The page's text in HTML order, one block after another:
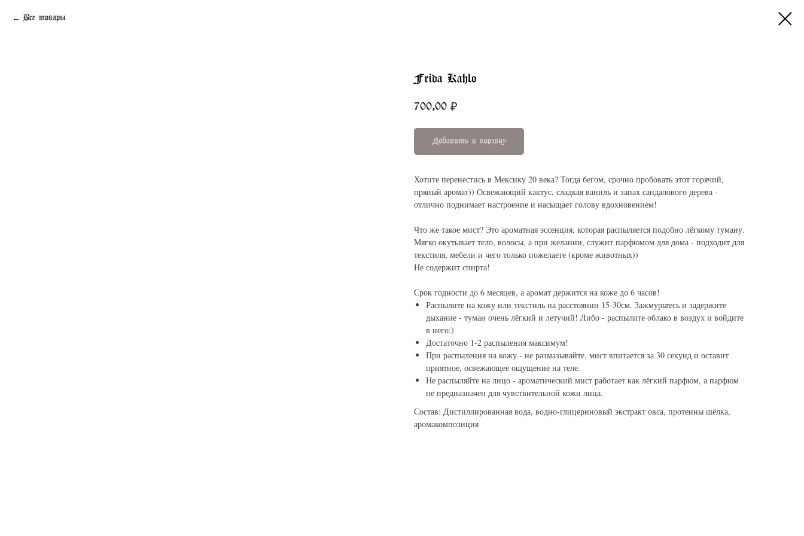
Все товары
Frida Kahlo
700,00 ₽
Добавить в корзину
Хотите перенестись в Мексику 20 века? Тогда бегом, срочно пробовать этот горячий,
пряный аромат)) Освежающий кактус, сладкая ваниль и запах сандалового дерева -
отлично поднимает настроение и насыщает голову вдохновением!
Что же такое мист? Это ароматная эссенция, которая распыляется подобно лёгкому туману.
Мягко окутывает тело, волосы, а при желании, служит парфюмом для дома - подходит для
текстиля, мебели и чего только пожелаете (кроме животных))
Не содержит спирта!
Срок годности до 6 месяцев, а аромат держится на коже до 6 часов!
Распылите на кожу или текстиль на расстоянии 15-30см. Зажмурьтесь и задержите
дыхание - туман очень лёгкий и летучий! Либо - распылите облако в воздух и войдите
в него:)
Достаточно 1-2 распыления максимум!
При распыления на кожу - не размазывайте, мист впитается за 30 секунд и оставит
приятное, освежающее ощущение на теле.
Не распыляйте на лицо - ароматический мист работает как лёгкий парфюм, а парфюм
не предназначен для чувствительной кожи лица.
Состав: Дистиллированная вода, водно-глицериновый экстракт овса, протеины шёлка,
аромакомпозиция